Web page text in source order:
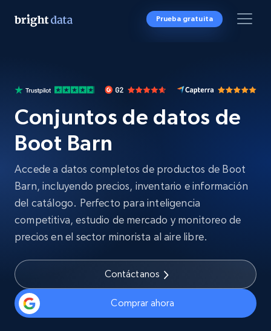
Prueba gratuita
Conjuntos de datos de
Boot Barn
Accede a datos completos de productos de Boot
Barn, incluyendo precios, inventario e información
del catálogo. Perfecto para inteligencia
competitiva, estudio de mercado y monitoreo de
precios en el sector minorista al aire libre.
Contáctanos
Comprar ahora